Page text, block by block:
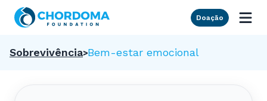
Skip to Main Content
Doação
Sobrevivência Bem-estar emocional